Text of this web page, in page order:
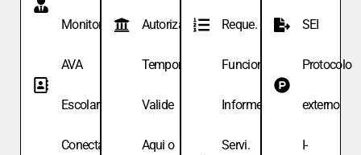
Monitor
AVA
Escolar
Conecta
Autoriza.
Temporária
Valide
Aqui o
Reque. de
Funcionário
Informe
Servi.
SEI
Protocolo
externo
I-